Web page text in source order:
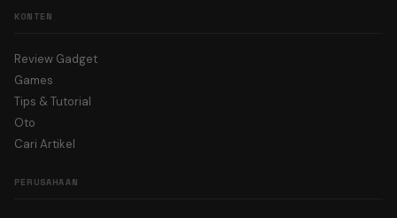
KONTEN
Review Gadget
Games
Tips & Tutorial
Oto
Cari Artikel
PERUSAHAAN